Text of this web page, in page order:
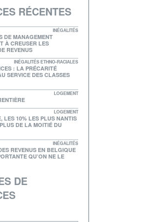
RÉCENTES
INÉGALITÉS
DE MANAGEMENT
À CREUSER LES
REVENUS
INÉGALITÉS ETHNO-RACIALES
: LA PRÉCARITÉ
SERVICE DES CLASSES
LOGEMENT
LOGEMENT
LES 10% LES PLUS NANTIS
DE LA MOITIÉ DU
INÉGALITÉS
REVENUS EN BELGIQUE
QU’ON NE LE
DE